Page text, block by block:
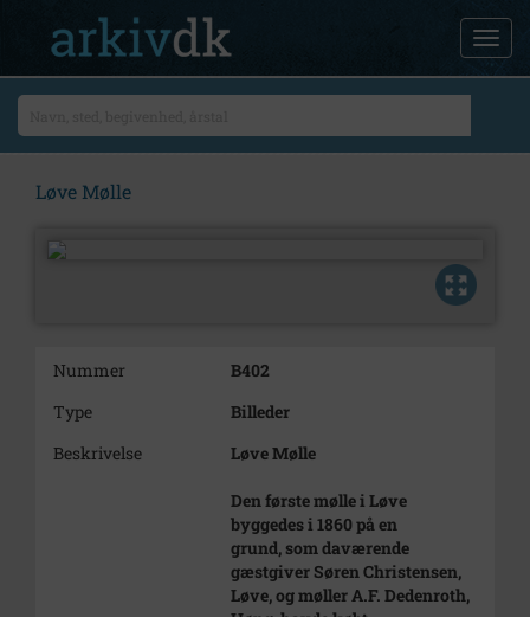
Løve Mølle
Nummer
B402
Type
Billeder
Beskrivelse
Løve Mølle
Den første mølle i Løve
byggedes i 1860 på en
grund, som daværende
gæstgiver Søren Christensen,
Løve, og møller A.F. Dedenroth,